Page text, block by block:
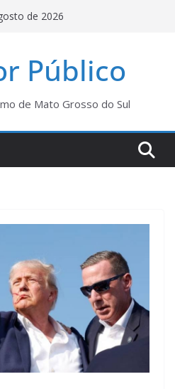
de 2026
Público
de Mato Grosso do Sul